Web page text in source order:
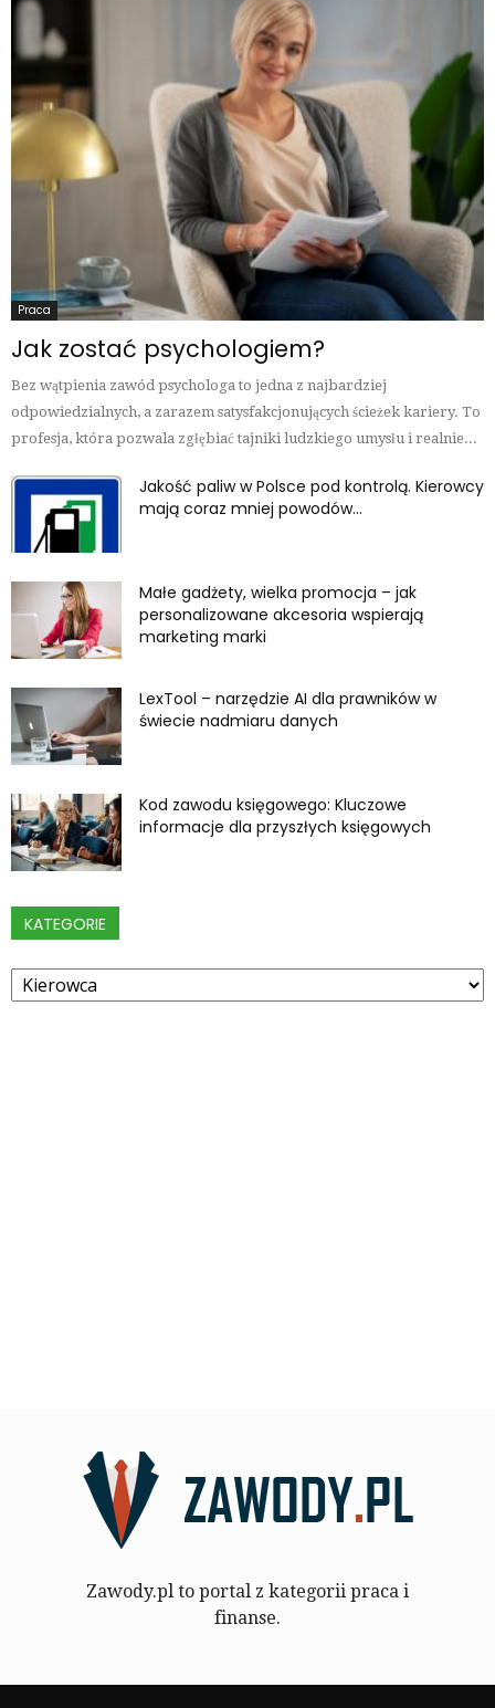
Praca
Jak zostać psychologiem?
Bez wątpienia zawód psychologa to jedna z najbardziej
odpowiedzialnych, a zarazem satysfakcjonujących ścieżek kariery. To
profesja, która pozwala zgłębiać tajniki ludzkiego umysłu i realnie...
Jakość paliw w Polsce pod kontrolą. Kierowcy
mają coraz mniej powodów...
Małe gadżety, wielka promocja – jak
personalizowane akcesoria wspierają
marketing marki
LexTool – narzędzie AI dla prawników w
świecie nadmiaru danych
Kod zawodu księgowego: Kluczowe
informacje dla przyszłych księgowych
KATEGORIE
Kategorie
Zawody.pl to portal z kategorii praca i
finanse.